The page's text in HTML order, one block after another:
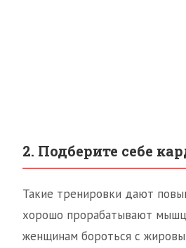
2. Подберите себе
Такие тренировки дают
хорошо прорабатывают
женщинам бороться с